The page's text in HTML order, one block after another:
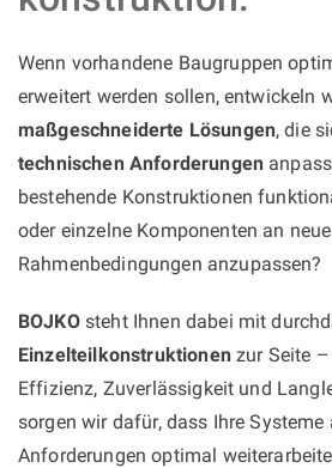
Wenn vorhandene Baugruppen
erweitert werden sollen, entwickeln
maßgeschneiderte Lösungen, die
technischen Anforderungen
bestehende Konstruktionen
oder einzelne Komponenten an neue
Rahmenbedingungen anzupassen?
BOJKOsteht Ihnen dabei mit
Einzelteilkonstruktionenzur Seite
Effizienz, Zuverlässigkeit und
sorgen wir dafür, dass Ihre Systeme
Anforderungen optimal